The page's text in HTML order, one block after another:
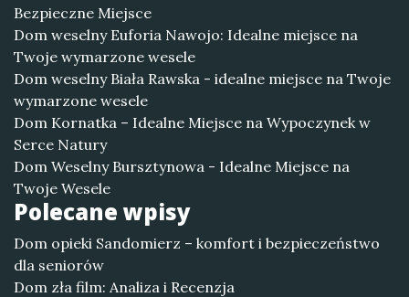
Bezpieczne Miejsce
Dom weselny Euforia Nawojo: Idealne miejsce na
Twoje wymarzone wesele
Dom weselny Biała Rawska - idealne miejsce na Twoje
wymarzone wesele
Dom Kornatka – Idealne Miejsce na Wypoczynek w
Serce Natury
Dom Weselny Bursztynowa - Idealne Miejsce na
Twoje Wesele
Polecane wpisy
Dom opieki Sandomierz – komfort i bezpieczeństwo
dla seniorów
Dom zła film: Analiza i Recenzja